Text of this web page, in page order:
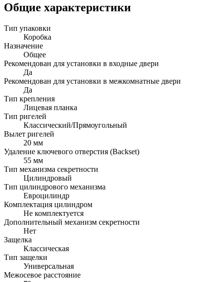
Общие характеристики
Тип упаковки
Коробка
Назначение
Общее
Рекомендован для установки в входные двери
Да
Рекомендован для установки в межкомнатные двери
Да
Тип крепления
Лицевая планка
Тип ригелей
Классический/Прямоугольный
Вылет ригелей
20 мм
Удаление ключевого отверстия (Backset)
55 мм
Тип механизма секретности
Цилиндровый
Тип цилиндрового механизма
Евроцилиндр
Комплектация цилиндром
Не комплектуется
Дополнительный механизм секретности
Нет
Защелка
Классическая
Тип защелки
Универсальная
Межосевое расстояние